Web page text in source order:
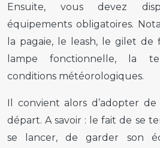
Ensuite, vous devez
équipements obligatoires.
la pagaie, le leash, le gilet de
lampe fonctionnelle, la
conditions météorologiques.
Il convient alors d’adopter
départ. A savoir : le fait de se
se lancer, de garder son